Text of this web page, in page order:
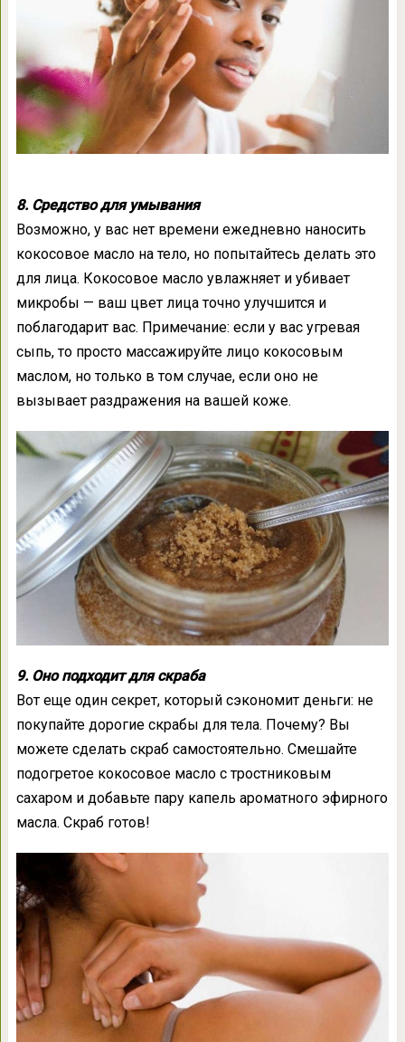
8. Средство для умывания
Возможно, у вас нет времени ежедневно наносить
кокосовое масло на тело, но попытайтесь делать это
для лица. Кокосовое масло увлажняет и убивает
микробы — ваш цвет лица точно улучшится и
поблагодарит вас. Примечание: если у вас угревая
сыпь, то просто массажируйте лицо кокосовым
маслом, но только в том случае, если оно не
вызывает раздражения на вашей коже.
9. Оно подходит для скраба
Вот еще один секрет, который сэкономит деньги: не
покупайте дорогие скрабы для тела. Почему? Вы
можете сделать скраб самостоятельно. Смешайте
подогретое кокосовое масло с тростниковым
сахаром и добавьте пару капель ароматного эфирного
масла. Скраб готов!